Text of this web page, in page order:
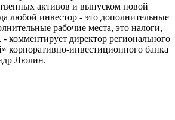
активов и выпуском новой
любой инвестор - это дополнительные
рабочие места, это налоги,
- комментирует директор регионального
корпоративно-инвестиционного банка
Люлин.